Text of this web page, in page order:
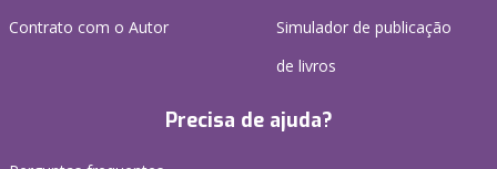
Contrato com o Autor
Simulador de publicação
de livros
Precisa de ajuda?